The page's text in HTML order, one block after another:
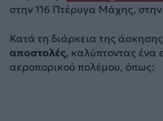
στην 116 Πτέρυγα Μάχης,
Κατά τη διάρκεια της
αποστολές, καλύπτοντας ένα
αεροπορικού πολέμου, όπως: